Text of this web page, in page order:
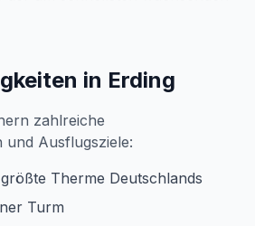
in Erding
zahlreiche
und Ausflugsziele:
Therme Deutschlands
Turm